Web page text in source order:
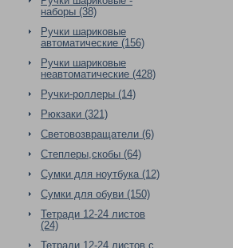
наборы (38)
Ручки шариковые
автоматические (156)
Ручки шариковые
неавтоматические (428)
Ручки-роллеры (14)
Рюкзаки (321)
Световозвращатели (6)
Степлеры,скобы (64)
Сумки для ноутбука (12)
Сумки для обуви (150)
Тетради 12-24 листов
(24)
Тетради 12-24 листов с